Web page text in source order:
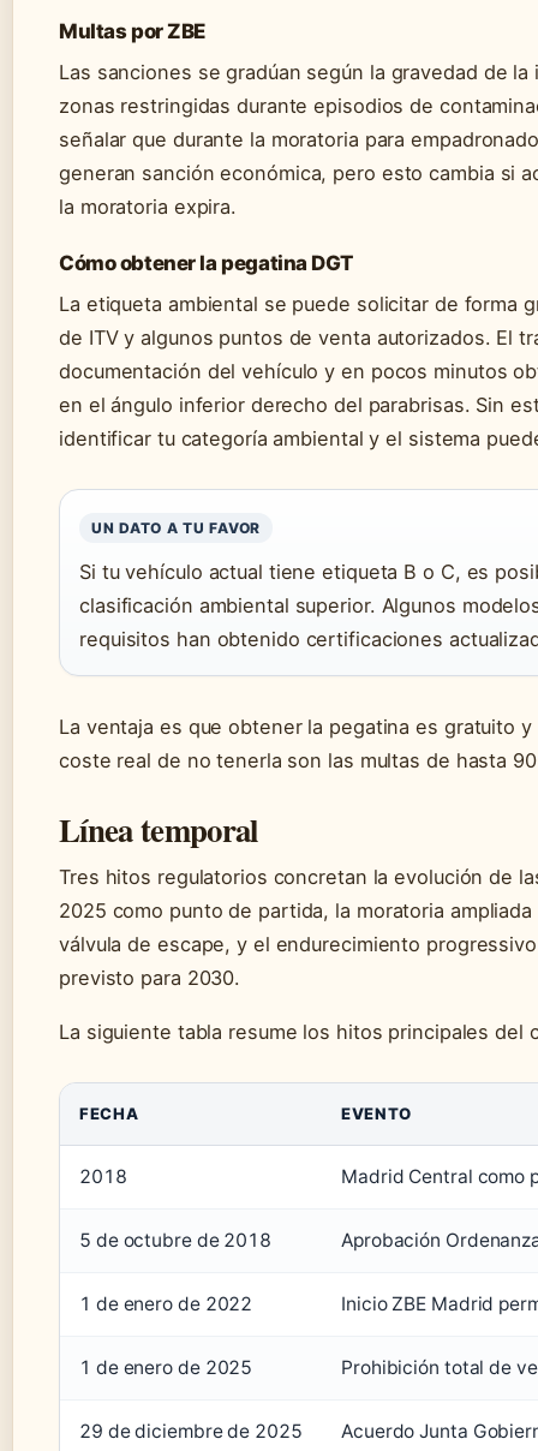
Multas por ZBE
Las sanciones se gradúan según la gravedad de
zonas restringidas durante episodios de
señalar que durante la moratoria para
generan sanción económica, pero esto cambia si
la moratoria expira.
Cómo obtener la pegatina DGT
La etiqueta ambiental se puede solicitar de forma
de ITV y algunos puntos de venta autorizados. El
documentación del vehículo y en pocos minutos
en el ángulo inferior derecho del parabrisas. Sin
identificar tu categoría ambiental y el sistema
UN DATO A TU FAVOR
Si tu vehículo actual tiene etiqueta B o C, es
clasificación ambiental superior. Algunos
requisitos han obtenido certificaciones
La ventaja es que obtener la pegatina es gratuito
coste real de no tenerla son las multas de hasta
Línea temporal
Tres hitos regulatorios concretan la evolución de
2025 como punto de partida, la moratoria
válvula de escape, y el endurecimiento
previsto para 2030.
La siguiente tabla resume los hitos principales del
FECHA EVENTO
2018 Madrid Central como
5 de octubre de 2018 Aprobación
1 de enero de 2022 Inicio ZBE Madrid
1 de enero de 2025 Prohibición total de
29 de diciembre de 2025 Acuerdo Junta